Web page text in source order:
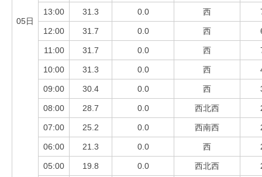
05日
13:00 31.3 0.0 西
12:00 31.7 0.0 西
11:00 31.7 0.0 西
10:00 31.3 0.0 西
09:00 30.4 0.0 西
08:00 28.7 0.0 西北西
07:00 25.2 0.0 西南西
06:00 21.3 0.0 西
05:00 19.8 0.0 西北西